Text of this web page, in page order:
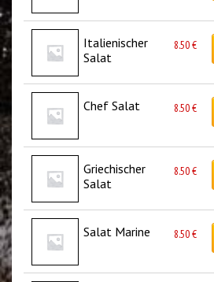
Italienischer
Salat
8.50€
Chef Salat 8.50€
Griechischer
Salat
8.50€
Salat Marine 8.50€